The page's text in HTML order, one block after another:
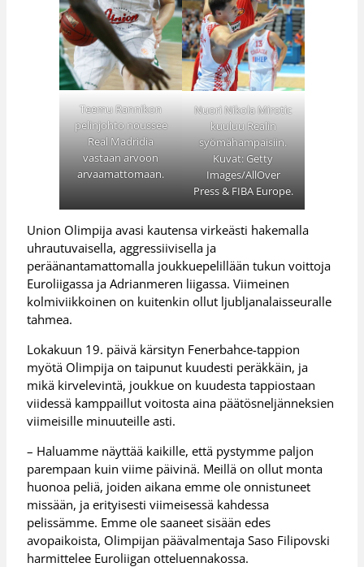
Teemu Rannikon
pelinjohto noussee
Real Madridia
vastaan arvoon
arvaamattomaan.
Nuori Nikola Mirotic
kuuluu Realin
syömähampaisiin.
Kuvat: Getty
Images/AllOver
Press & FIBA Europe.
Union Olimpija avasi kautensa virkeästi hakemalla
uhrautuvaisella, aggressiivisella ja
peräänantamattomalla joukkuepelillään tukun voittoja
Euroliigassa ja Adrianmeren liigassa. Viimeinen
kolmiviikkoinen on kuitenkin ollut ljubljanalaisseuralle
tahmea.
Lokakuun 19. päivä kärsityn Fenerbahce-tappion
myötä Olimpija on taipunut kuudesti peräkkäin, ja
mikä kirvelevintä, joukkue on kuudesta tappiostaan
viidessä kamppaillut voitosta aina päätösneljänneksien
viimeisille minuuteille asti.
– Haluamme näyttää kaikille, että pystymme paljon
parempaan kuin viime päivinä. Meillä on ollut monta
huonoa peliä, joiden aikana emme ole onnistuneet
missään, ja erityisesti viimeisessä kahdessa
pelissämme. Emme ole saaneet sisään edes
avopaikoista, Olimpijan päävalmentaja Saso Filipovski
harmittelee Euroliigan otteluennakossa.